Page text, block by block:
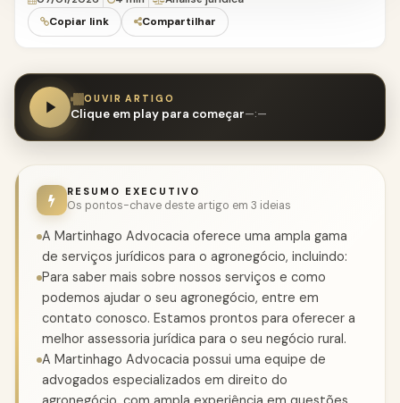
Copiar link
Compartilhar
OUVIR ARTIGO
Clique em play para começar—:—
RESUMO EXECUTIVO
Os pontos-chave deste artigo em 3 ideias
A Martinhago Advocacia oferece uma ampla gama
de serviços jurídicos para o agronegócio, incluindo:
Para saber mais sobre nossos serviços e como
podemos ajudar o seu agronegócio, entre em
contato conosco. Estamos prontos para oferecer a
melhor assessoria jurídica para o seu negócio rural.
A Martinhago Advocacia possui uma equipe de
advogados especializados em direito do